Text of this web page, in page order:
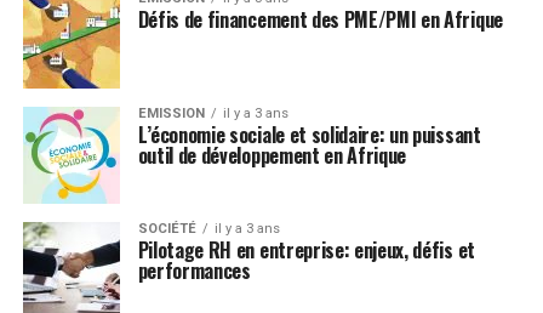
Défis de financement des PME/PMI en Afrique
EMISSION il y a 3 ans
L’économie sociale et solidaire: un puissant
outil de développement en Afrique
SOCIÉTÉ il y a 3 ans
Pilotage RH en entreprise: enjeux, défis et
performances